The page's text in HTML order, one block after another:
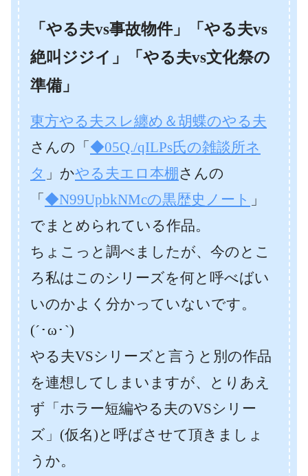
「やる夫vs事故物件」「やる夫vs
絶叫ジジイ」「やる夫vs文化祭の
準備」
東方やる夫スレ纏め＆胡蝶のやる夫
さんの「 ◆05Q./qILPs氏の雑談所ネ
タ 」かやる夫エロ本棚 さんの
「 ◆N99UpbkNMcの黒歴史ノート 」
でまとめられている作品。
ちょこっと調べましたが、今のとこ
ろ私はこのシリーズを何と呼べばい
いのかよく分かっていないです。
(´･ω･`)
やる夫VSシリーズと言うと別の作品
を連想してしまいますが、とりあえ
ず「ホラー短編やる夫のVSシリー
ズ」(仮名)と呼ばさせて頂きましょ
うか。